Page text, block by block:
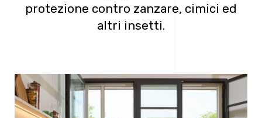
protezione contro zanzare, cimici ed
altri insetti.